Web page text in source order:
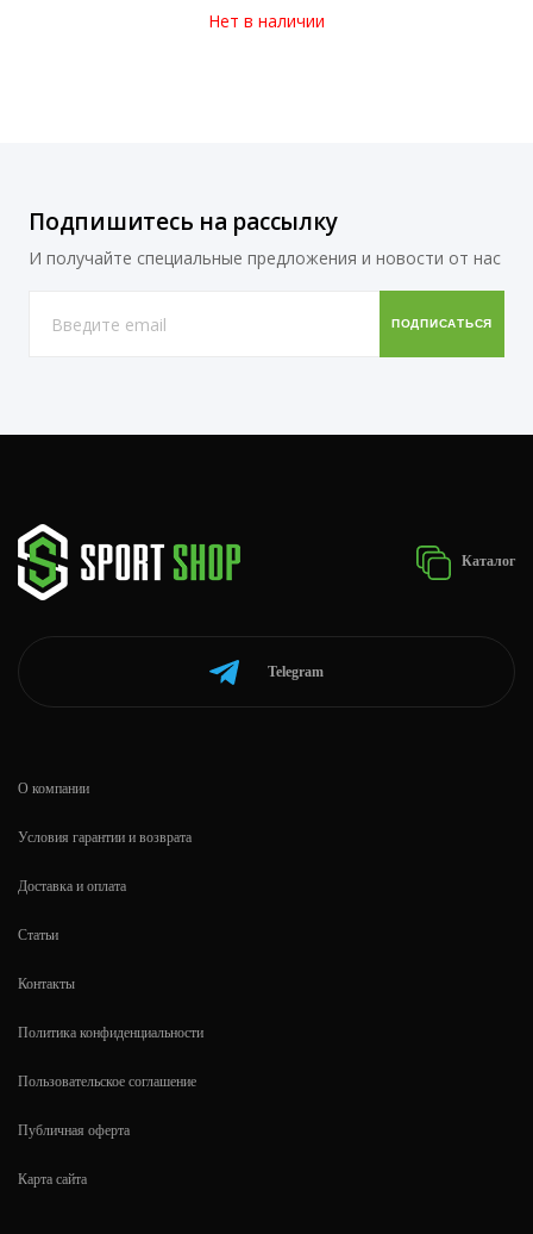
Нет в наличии
Подпишитесь на рассылку
И получайте специальные предложения и новости от нас
Каталог
Telegram
О компании
Условия гарантии и возврата
Доставка и оплата
Статьи
Контакты
Политика конфиденциальности
Пользовательское соглашение
Публичная оферта
Карта сайта